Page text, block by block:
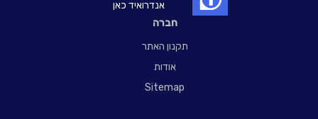
חברה
תקנון האתר
אודות
Sitemap
אנדרואיד כאן